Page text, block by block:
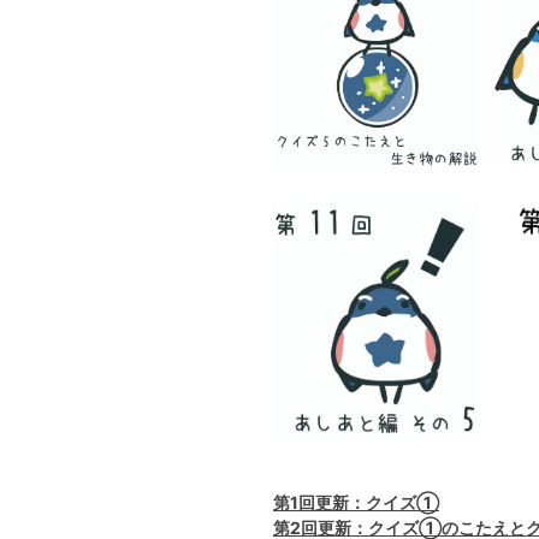
第1回更新：クイズ①
第2回更新：クイズ①のこたえと